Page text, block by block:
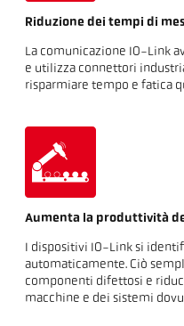
Riduzione dei tempi di
La comunicazione IO-Link
e utilizza connettori
risparmiare tempo e fatica
Aumenta la produttività
I dispositivi IO-Link si
automaticamente. Ciò
componenti difettosi e
macchine e dei sistemi